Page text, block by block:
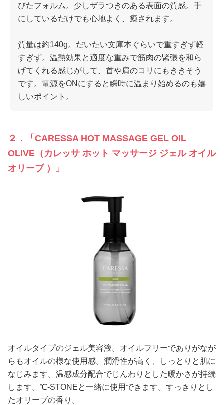
びたフォルム。少しザラつきのある表面の質感。手
にしているだけでも心地よく、癒されます。
質量は約140g。だいたい文庫本ぐらいで重すぎず軽
すぎず。温熱効果と適度な重みで筋肉の緊張を和ら
げてくれる感じがして、首や肩のコリにもききそう
です。電源をONにすると瞬時に温まり始めるのも嬉
しいポイント。
２．「CARESSA HOT MASSAGE GEL OIL
OLIVE（カレッサ ホット マッサージ ジェル オイル
オリーブ ）」
オイルタイプのジェル美容液。オイルフリーでありがなが
らもオイルの様な使用感。潤滑性が高く、しっとりと肌に
なじみます。温感成分配合でじんわりとした暖かさが持続
します。℃-STONEと一緒に使用できます。すっきりとし
たオリーブの香り。